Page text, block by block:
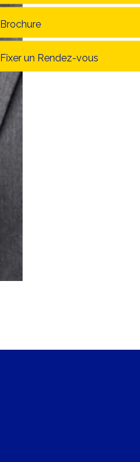
Brochure
Fixer un Rendez-vous